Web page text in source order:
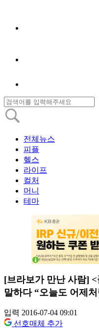
전체뉴스
피플
헬스
라이프
컬처
머니
테마
[브라보가 만난 사람]
말하다 “오늘도 어제
입력 2016-07-04 09:01
선호매체 추가